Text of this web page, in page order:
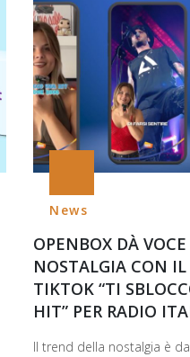
News
OPENBOX DÀ
NOSTALGIA CON
TIKTOK “TI
HIT” PER RADIO
Il trend della nostalgia è